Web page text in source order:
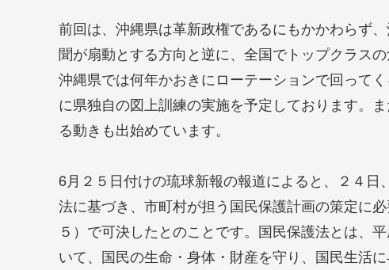
前回は、沖縄県は革新政権であるにもかかわらず
聞が扇動とする方向と逆に、全国でトップクラス
沖縄県では何年かおきにローテーションで回って
に県独自の図上訓練の実施を予定しております。
る動きも出始めています。
6月２５日付けの琉球新報の報道によると、２４
法に基づき、市町村が担う国民保護計画の策定に
５）で可決したとのことです。国民保護法とは、
いて、国民の生命・身体・財産を守り、国民生活